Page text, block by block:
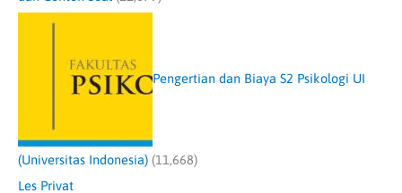
Pengertian dan Biaya S2 Psikologi UI
(Universitas Indonesia) (11,668)
Les Privat